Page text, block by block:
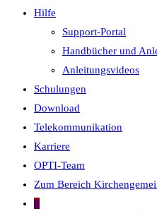
Hilfe
Support-Portal
Handbücher und
Anleitungsvideos
Schulungen
Download
Telekommunikation
Karriere
OPTI-Team
Zum Bereich
0